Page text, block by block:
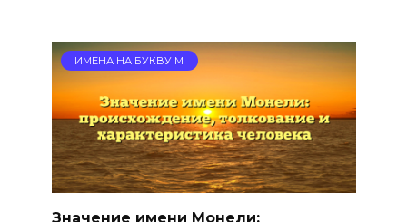
ИМЕНА НА БУКВУ М
Значение имени Монели: